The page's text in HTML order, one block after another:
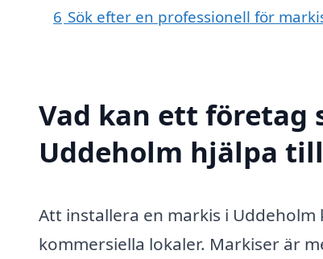
6 Sök efter en professionell för
Vad kan ett företag
Uddeholm hjälpa
Att installera en markis i
kommersiella lokaler. Markiser är